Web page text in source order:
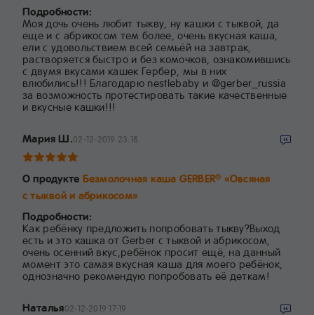
Подробности:
Моя дочь очень любит тыкву, ну кашки с тыквой, да
еще и с абрикосом тем более, очень вкусная каша,
ели с удовольствием всей семьёй на завтрак,
растворяется быстро и без комочков, ознакомившись
с двумя вкусами кашек Гербер, мы в них
влюбились!!! Благодарю nestlebaby и @gerber_russia
за возможность протестировать такие качественные
и вкусные кашки!!!
Мария Ш.02-12-2019 23:18
О продукте Безмолочная каша GERBER® «Овсяная
с тыквой и абрикосом»
Подробности:
Как ребёнку предложить попробовать тыкву?Выход
есть и это кашка от Gerber с тыквой и абрикосом,
очень осенний вкус,ребёнок просит ещё, на данный
момент это самая вкусная каша для моего ребёнок,
однозначно рекомендую попробовать её деткам!
Наталья02-12-2019 17:19